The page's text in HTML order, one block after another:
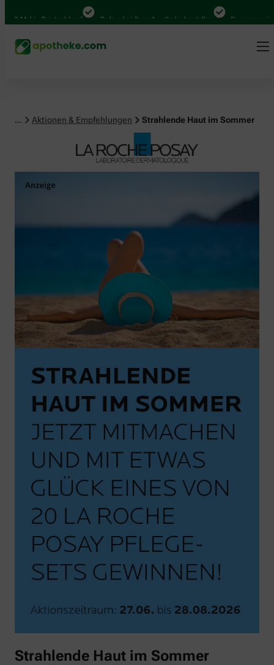
in Deutschland Online bei Ihrer Apotheke bestellen Bequem zwischen
... Aktionen & Empfehlungen Strahlende Haut im Sommer
Strahlende Haut im Sommer